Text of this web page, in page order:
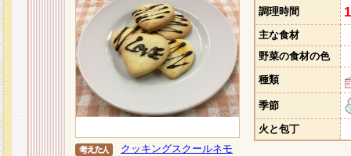
クッキングスクールネモ
調理時間
主な食材
野菜の食材の色
種類
季節
火と包丁